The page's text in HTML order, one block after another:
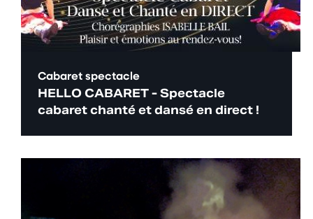
Cabaret spectacle
HELLO CABARET - Spectacle
cabaret chanté et dansé en direct !